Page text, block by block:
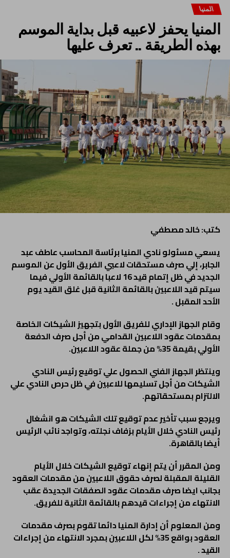
المنيا
المنيا يحفز لاعبيه قبل بداية الموسم
بهذه الطريقة .. تعرف عليها
كتب: خالد مصطفي
يسعي مسئولو نادي المنيا برئاسة المحاسب عاطف عبد
الجابر، إلي صرف مستحقات لاعبي الفريق الأول عن الموسم
الجديد في ظل إتمام قيد 16 لاعبا بالقائمة الأولي فيما
سيتم قيد اللاعبين بالقائمة الثانية قبل غلق القيد يوم
الأحد المقبل .
وقام الجهاز الإداري للفريق الأول بتجهيز الشيكات الخاصة
بمقدمات عقود اللاعبين القدامي من أجل صرف الدفعة
الأولي بقيمة 35% من جملة عقود اللاعبين.
وينتظر الجهاز الفني الحصول علي توقيع رئيس النادي
الشيكات من أجل تسليمها للاعبين في ظل حرص النادي علي
الالتزام بمستحقاتهم.
ويرجع سبب تأخير عدم توقيع تلك الشيكات هو انشغال
رئيس النادي خلال الأيام بزفاف نجلته، وتواجد نائب الرئيس
أيضا بالقاهرة.
ومن المقرر أن يتم إنهاء توقيع الشيكات خلال الأيام
القليلة المقبلة لصرف حقوق اللاعبين من مقدمات العقود
بجانب ايضا صرف مقدمات عقود الصفقات الجديدة عقب
الانتهاء من إجراءات قيدهم بالقائمة الثانية للفريق.
ومن المعلوم أن إدارة المنيا دائما تقوم بصرف مقدمات
العقود بواقع 35% لكل اللاعبين بمجرد الانتهاء من إجراءات
القيد .